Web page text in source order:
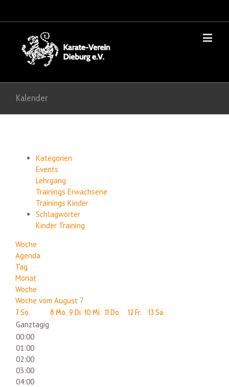
Kalender
Kategorien
Events
Lehrgang
Trainings Erwachsene
Trainings Kinder
Schlagwörter
Kinder Training
Woche
Agenda
Tag
Monat
Woche
Woche vom August 7
7So. 8 Mo. 9 Di. 10 Mi. 11 Do. 12 Fr. 13 Sa.
Ganztägig
00:00
01:00
02:00
03:00
04:00